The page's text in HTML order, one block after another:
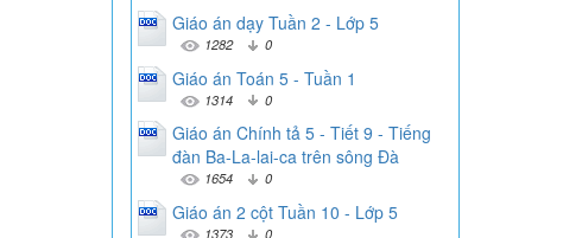
Giáo án dạy Tuần 2 - Lớp 5
1282 0
Giáo án Toán 5 - Tuần 1
1314 0
Giáo án Chính tả 5 - Tiết 9 - Tiếng
đàn Ba-La-lai-ca trên sông Đà
1654 0
Giáo án 2 cột Tuần 10 - Lớp 5
1373 0